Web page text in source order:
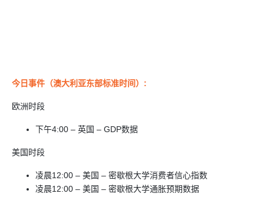
今日事件（澳大利亚东部标准时间） :
欧洲时段
下午4:00 – 英国 – GDP数据
美国时段
凌晨12:00 – 美国 – 密歇根大学消费者信心指数
凌晨12:00 – 美国 – 密歇根大学通胀预期数据